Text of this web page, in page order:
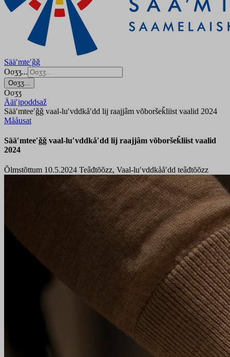
Sääʹmteʹǧǧ
Ooʒʒ...
Ooʒʒ...
Ooʒʒ
Ääiʹjpoddsaž
Sääʹmteeʹǧǧ vaal-luʹvddkåʹdd lij raajjâm võboršeǩliist vaalid 2024
Mååusat
Sääʹmteeʹǧǧ vaal-luʹvddkåʹdd lij raajjâm võboršeǩliist vaalid
2024
Õlmstõttum 10.5.2024 Teâđtõõzz, Vaal-luʹvddkååʹdd teâđtõõzz